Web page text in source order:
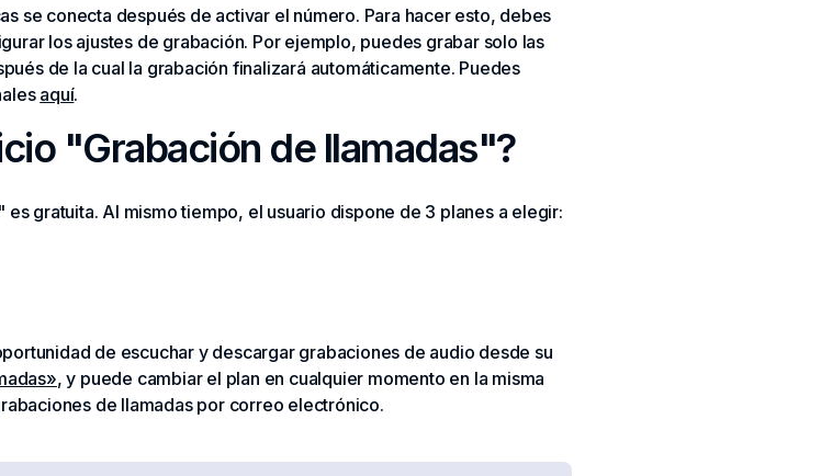
se conecta después de activar el número. Para hacer esto, debes
los ajustes de grabación. Por ejemplo, puedes grabar solo las
de la cual la grabación finalizará automáticamente. Puedes
aquí.
"Grabación de llamadas"?
gratuita. Al mismo tiempo, el usuario dispone de 3 planes a elegir:
de escuchar y descargar grabaciones de audio desde su
, y puede cambiar el plan en cualquier momento en la misma
de llamadas por correo electrónico.